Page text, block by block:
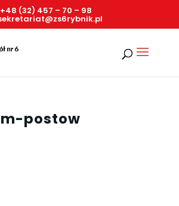
+48 (32) 457 – 70 – 98
postow